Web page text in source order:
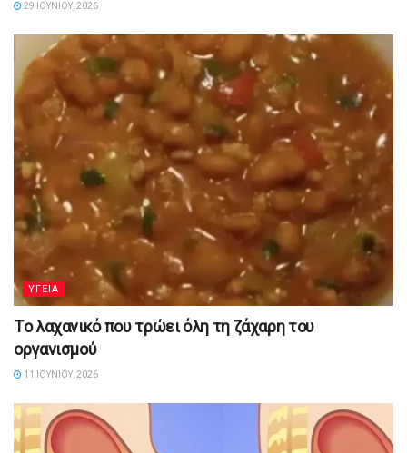
29 ΙΟΥΝΊΟΥ, 2026
YΓΕΙΑ
Tο λαχανικό που τρώει όλη τη ζάχαρη του
οργανισμού
11 ΙΟΥΝΊΟΥ, 2026